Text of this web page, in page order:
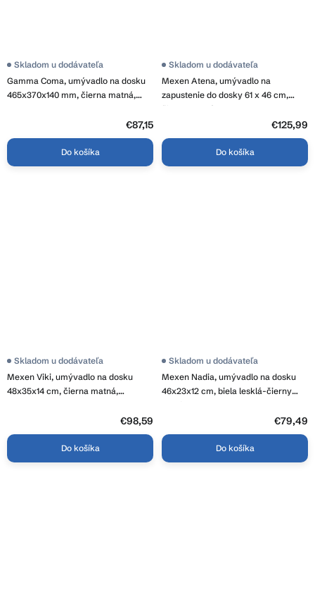
Gamma Coma, umývadlo na dosku
465x370x140 mm, čierna matná,
Skladom u dodávateľa
€87,15
Do košíka
Mexen Atena, umývadlo na
zapustenie do dosky 61 x 46 cm,
čierna matná, 25016070
Skladom u dodávateľa
€125,99
Do košíka
Mexen Viki, umývadlo na dosku
48x35x14 cm, čierna matná,
Skladom u dodávateľa
€98,59
Do košíka
Mexen Nadia, umývadlo na dosku
46x23x12 cm, biela lesklá-čierny
Skladom u dodávateľa
€79,49
Do košíka